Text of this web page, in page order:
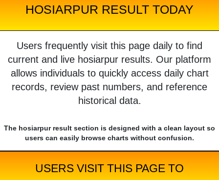
HOSIARPUR RESULT TODAY
Users frequently visit this page daily to find
current and live hosiarpur results. Our platform
allows individuals to quickly access daily chart
records, review past numbers, and reference
historical data.
The hosiarpur result section is designed with a clean layout so
users can easily browse charts without confusion.
USERS VISIT THIS PAGE TO